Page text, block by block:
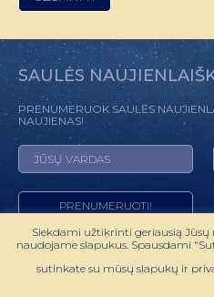
SAULĖS
PRENUMERUOK SAULĖS
NAUJIENAS!
SPRENDIMAS:
Siekdami užtikrinti geriausią Jūsų
naudojame slapukus. Spausdami
sutinkate su mūsų slapukų ir